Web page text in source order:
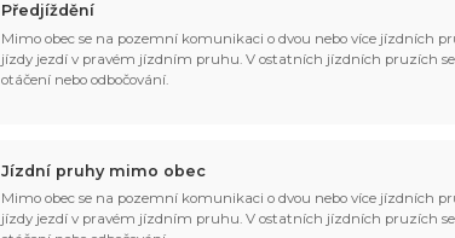
Předjíždění
Mimo obec se na pozemní komunikaci o dvou nebo více jízdních
jízdy jezdí v pravém jízdním pruhu. V ostatních jízdních pruzích
otáčení nebo odbočování.
Jízdní pruhy mimo obec
Mimo obec se na pozemní komunikaci o dvou nebo více jízdních
jízdy jezdí v pravém jízdním pruhu. V ostatních jízdních pruzích